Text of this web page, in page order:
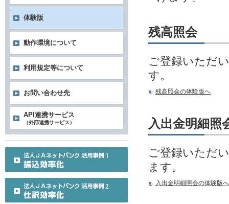
残高照会
ご登録いただ
す。
残高照会の体験版へ
入出金明細照
ご登録いただ
ます。
入出金明細照会の体験版へ
体験版
動作環境について
利用規定等について
お問い合わせ先
API連携サービス
（外部連携サービス）